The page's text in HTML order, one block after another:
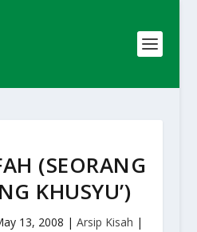
(SEORANG
KHUSYU’)
13, 2008 | Arsip Kisah |